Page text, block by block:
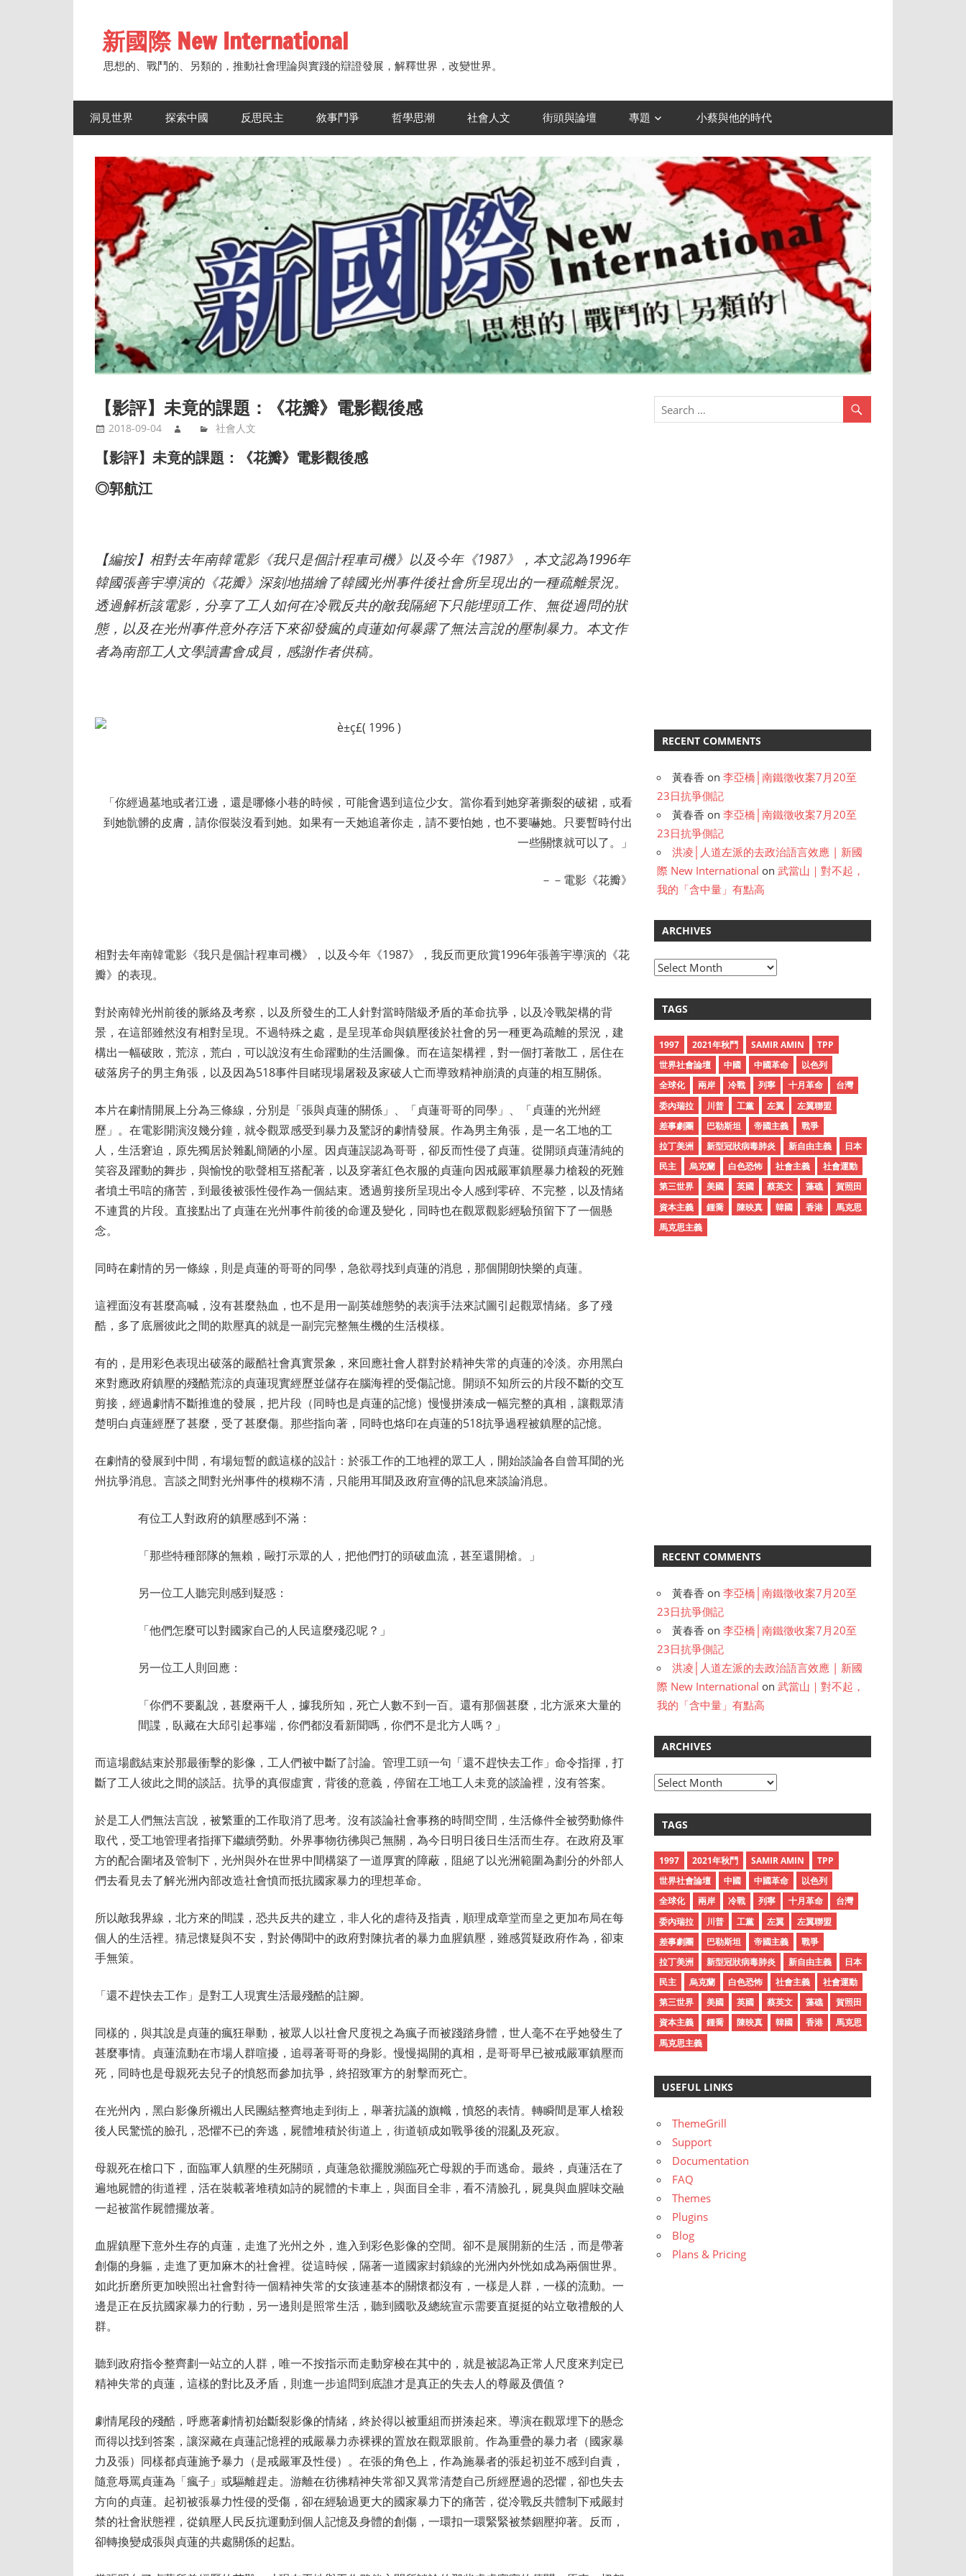
content新國際 New International
思想的、戰鬥的、另類的，推動社會理論與實踐的辯證發展，解釋世界，改變世界。
洞見世界 探索中國 反思民主 敘事鬥爭 哲學思潮 社會人文 街頭與論壇 專題 小蔡與他的時代
【影評】未竟的課題：《花瓣》電影觀後感
2018-09-04 社會人文
【影評】未竟的課題：《花瓣》電影觀後感
◎郭航江
【編按】相對去年南韓電影《我只是個計程車司機》以及今年《1987》，本文認為1996年
韓國張善宇導演的《花瓣》深刻地描繪了韓國光州事件後社會所呈現出的一種疏離景況。
透過解析該電影，分享了工人如何在冷戰反共的敵我隔絕下只能埋頭工作、無從過問的狀
態，以及在光州事件意外存活下來卻發瘋的貞蓮如何暴露了無法言說的壓制暴力。本文作
者為南部工人文學讀書會成員，感謝作者供稿。
「你經過墓地或者江邊，還是哪條小巷的時候，可能會遇到這位少女。當你看到她穿著撕裂的破裙，或看
到她骯髒的皮膚，請你假裝沒看到她。如果有一天她追著你走，請不要怕她，也不要嚇她。只要暫時付出
一些關懷就可以了。」
－－電影《花瓣》
相對去年南韓電影《我只是個計程車司機》，以及今年《1987》，我反而更欣賞1996年張善宇導演的《花
瓣》的表現。
對於南韓光州前後的脈絡及考察，以及所發生的工人針對當時階級矛盾的革命抗爭，以及冷戰架構的背
景，在這部雖然沒有相對呈現。不過特殊之處，是呈現革命與鎮壓後於社會的另一種更為疏離的景況，建
構出一幅破敗，荒涼，荒白，可以說沒有生命躍動的生活圖像。而在這架構裡，對一個打著散工，居住在
破落房子的男主角張，以及因為518事件目睹現場屠殺及家破人亡而導致精神崩潰的貞蓮的相互關係。
本片在劇情開展上分為三條線，分別是「張與貞蓮的關係」、「貞蓮哥哥的同學」、「貞蓮的光州經
歷」。在電影開演沒幾分鐘，就令觀眾感受到暴力及驚訝的劇情發展。作為男主角張，是一名工地的工
人，生活窘迫，原先獨居於雜亂簡陋的小屋。因貞蓮誤認為哥哥，卻反而性侵了貞蓮。從開頭貞蓮清純的
笑容及躍動的舞步，與愉悅的歌聲相互搭配著，以及穿著紅色衣服的貞蓮向因戒嚴軍鎮壓暴力槍殺的死難
者墳土弔唁的痛苦，到最後被張性侵作為一個結束。透過剪接所呈現出令人感到零碎、不完整，以及情緒
不連貫的片段。直接點出了貞蓮在光州事件前後的命運及變化，同時也在觀眾觀影經驗預留下了一個懸
念。
同時在劇情的另一條線，則是貞蓮的哥哥的同學，急欲尋找到貞蓮的消息，那個開朗快樂的貞蓮。
這裡面沒有甚麼高喊，沒有甚麼熱血，也不是用一副英雄態勢的表演手法來試圖引起觀眾情緒。多了殘
酷，多了底層彼此之間的欺壓真的就是一副完完整無生機的生活模樣。
有的，是用彩色表現出破落的嚴酷社會真實景象，來回應社會人群對於精神失常的貞蓮的冷淡。亦用黑白
來對應政府鎮壓的殘酷荒涼的貞蓮現實經歷並儲存在腦海裡的受傷記憶。開頭不知所云的片段不斷的交互
剪接，經過劇情不斷推進的發展，把片段（同時也是貞蓮的記憶）慢慢拼湊成一幅完整的真相，讓觀眾清
楚明白貞蓮經歷了甚麼，受了甚麼傷。那些指向著，同時也烙印在貞蓮的518抗爭過程被鎮壓的記憶。
在劇情的發展到中間，有場短暫的戲這樣的設計：於張工作的工地裡的眾工人，開始談論各自曾耳聞的光
州抗爭消息。言談之間對光州事件的模糊不清，只能用耳聞及政府宣傳的訊息來談論消息。
有位工人對政府的鎮壓感到不滿：
「那些特種部隊的無賴，毆打示眾的人，把他們打的頭破血流，甚至還開槍。」
另一位工人聽完則感到疑惑：
「他們怎麼可以對國家自己的人民這麼殘忍呢？」
另一位工人則回應：
「你們不要亂說，甚麼兩千人，據我所知，死亡人數不到一百。還有那個甚麼，北方派來大量的
間諜，臥藏在大邱引起事端，你們都沒看新聞嗎，你們不是北方人嗎？」
而這場戲結束於那最衝擊的影像，工人們被中斷了討論。管理工頭一句「還不趕快去工作」命令指揮，打
斷了工人彼此之間的談話。抗爭的真假虛實，背後的意義，停留在工地工人未竟的談論裡，沒有答案。
於是工人們無法言說，被繁重的工作取消了思考。沒有談論社會事務的時間空間，生活條件全被勞動條件
取代，受工地管理者指揮下繼續勞動。外界事物彷彿與己無關，為今日明日後日生活而生存。在政府及軍
方的配合圍堵及管制下，光州與外在世界中間構築了一道厚實的障蔽，阻絕了以光洲範圍為劃分的外部人
們去看見去了解光洲內部改造社會憤而抵抗國家暴力的理想革命。
所以敵我界線，北方來的間諜，恐共反共的建立，非人化的虐待及指責，順理成章堂而皇之更加布局在每
個人的生活裡。猜忌懷疑與不安，對於傳聞中的政府對陳抗者的暴力血腥鎮壓，雖感質疑政府作為，卻束
手無策。
「還不趕快去工作」是對工人現實生活最殘酷的註腳。
同樣的，與其說是貞蓮的瘋狂舉動，被眾人以社會尺度視之為瘋子而被踐踏身體，世人毫不在乎她發生了
甚麼事情。貞蓮流動在市場人群喧擾，追尋著哥哥的身影。慢慢揭開的真相，是哥哥早已被戒嚴軍鎮壓而
死，同時也是母親死去兒子的憤怒而參加抗爭，終招致軍方的射擊而死亡。
在光州內，黑白影像所襯出人民團結整齊地走到街上，舉著抗議的旗幟，憤怒的表情。轉瞬間是軍人槍殺
後人民驚慌的臉孔，恐懼不已的奔逃，屍體堆積於街道上，街道頓成如戰爭後的混亂及死寂。
母親死在槍口下，面臨軍人鎮壓的生死關頭，貞蓮急欲擺脫瀕臨死亡母親的手而逃命。最終，貞蓮活在了
遍地屍體的街道裡，活在裝載著堆積如詩的屍體的卡車上，與面目全非，看不清臉孔，屍臭與血腥味交融
一起被當作屍體擺放著。
血腥鎮壓下意外生存的貞蓮，走進了光州之外，進入到彩色影像的空間。卻不是展開新的生活，而是帶著
創傷的身軀，走進了更加麻木的社會裡。從這時候，隔著一道國家封鎖線的光洲內外恍如成為兩個世界。
如此折磨所更加映照出社會對待一個精神失常的女孩連基本的關懷都沒有，一樣是人群，一樣的流動。一
邊是正在反抗國家暴力的行動，另一邊則是照常生活，聽到國歌及總統宣示需要直挺挺的站立敬禮般的人
群。
聽到政府指令整齊劃一站立的人群，唯一不按指示而走動穿梭在其中的，就是被認為正常人尺度來判定已
精神失常的貞蓮，這樣的對比及矛盾，則進一步追問到底誰才是真正的失去人的尊嚴及價值？
劇情尾段的殘酷，呼應著劇情初始斷裂影像的情緒，終於得以被重組而拼湊起來。導演在觀眾埋下的懸念
而得以找到答案，讓深藏在貞蓮記憶裡的戒嚴暴力赤裸裸的置放在觀眾眼前。作為重疊的暴力者（國家暴
力及張）同樣都貞蓮施予暴力（是戒嚴軍及性侵）。在張的角色上，作為施暴者的張起初並不感到自責，
隨意辱罵貞蓮為「瘋子」或驅離趕走。游離在彷彿精神失常卻又異常清楚自己所經歷過的恐懼，卻也失去
方向的貞蓮。起初被張暴力性侵的受傷，卻在經驗過更大的國家暴力下的痛苦，從冷戰反共體制下戒嚴封
禁的社會狀態裡，從鎮壓人民反抗運動到個人記憶及身體的創傷，一環扣一環緊緊被禁錮壓抑著。反而，
卻轉換變成張與貞蓮的共處關係的起點。
RECENT COMMENTS
黃春香 on李亞橋│南鐵徵收案7月20至
23日抗爭側記
黃春香 on李亞橋│南鐵徵收案7月20至
23日抗爭側記
洪凌│人道左派的去政治語言效應 | 新國
際 New International on武當山｜對不起，
我的「含中量」有點高
ARCHIVES
A
h
v
e
s
TAGS
1997 2021年秋鬥 SAMIR AMIN
TPP
世界社會論壇
中國 中國革命
以色列
全球化
兩岸 冷戰 列寧 十月革命
台灣
委內瑞拉
川普 工黨 左翼
左翼聯盟
差事劇團
巴勒斯坦 帝國主義
戰爭
拉丁美洲
新型冠狀病毒肺炎 新自由主義
日本
民主
烏克蘭 白色恐怖 社會主義
社會運動
第三世界
美國 英國 蔡英文 藻礁
賀照田
資本主義
鍾喬 陳映真 韓國 香港
馬克思
馬克思主義
RECENT COMMENTS
黃春香 on李亞橋│南鐵徵收案7月20至
23日抗爭側記
黃春香 on李亞橋│南鐵徵收案7月20至
23日抗爭側記
洪凌│人道左派的去政治語言效應 | 新國
際 New International on武當山｜對不起，
我的「含中量」有點高
ARCHIVES
A
h
v
e
s
TAGS
1997 2021年秋鬥 SAMIR AMIN
TPP
世界社會論壇
中國 中國革命
以色列
全球化
兩岸 冷戰 列寧 十月革命
台灣
委內瑞拉
川普 工黨 左翼
左翼聯盟
差事劇團
巴勒斯坦 帝國主義
戰爭
拉丁美洲
新型冠狀病毒肺炎 新自由主義
日本
民主
烏克蘭 白色恐怖 社會主義
社會運動
第三世界
美國 英國 蔡英文 藻礁
賀照田
資本主義
鍾喬 陳映真 韓國 香港
馬克思
馬克思主義
USEFUL LINKS
ThemeGrill
Support
Documentation
FAQ
Themes
Plugins
Blog
Plans & Pricing